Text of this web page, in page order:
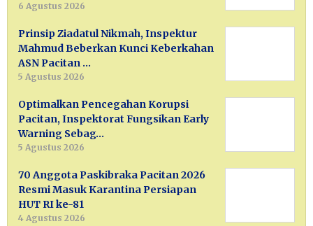
6 Agustus 2026
Prinsip Ziadatul Nikmah, Inspektur
Mahmud Beberkan Kunci Keberkahan
ASN Pacitan …
5 Agustus 2026
Optimalkan Pencegahan Korupsi
Pacitan, Inspektorat Fungsikan Early
Warning Sebag…
5 Agustus 2026
70 Anggota Paskibraka Pacitan 2026
Resmi Masuk Karantina Persiapan
HUT RI ke-81
4 Agustus 2026